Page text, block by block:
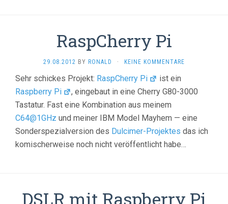
RaspCherry Pi
29.08.2012 BY RONALD · KEINE KOMMENTARE
Sehr schickes Projekt: RaspCherry Pi
ist ein
Raspberry Pi
, eingebaut in eine Cherry G80-3000
Tastatur. Fast eine Kombination aus meinem
C64@1GHz und meiner IBM Model Mayhem — eine
Sonderspezialversion des Dulcimer-Projektes das ich
komischerweise noch nicht veröffentlicht habe…
DSLR mit Raspberry Pi